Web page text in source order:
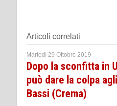
Articoli correlati
Martedì 29 Ottobre 2019
Dopo la sconfitta in
può dare la colpa
Bassi (Crema)